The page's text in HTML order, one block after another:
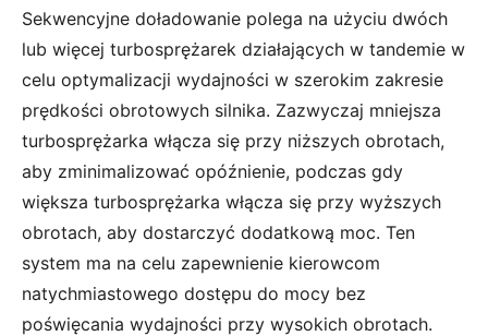
Sekwencyjne doładowanie polega na użyciu dwóch
lub więcej turbosprężarek działających w tandemie w
celu optymalizacji wydajności w szerokim zakresie
prędkości obrotowych silnika. Zazwyczaj mniejsza
turbosprężarka włącza się przy niższych obrotach,
aby zminimalizować opóźnienie, podczas gdy
większa turbosprężarka włącza się przy wyższych
obrotach, aby dostarczyć dodatkową moc. Ten
system ma na celu zapewnienie kierowcom
natychmiastowego dostępu do mocy bez
poświęcania wydajności przy wysokich obrotach.